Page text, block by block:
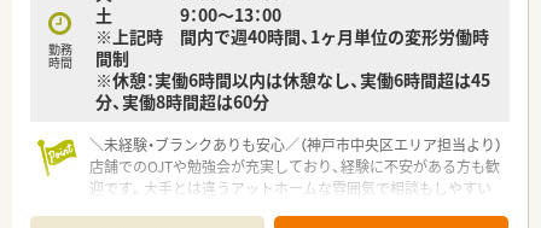
す。
【想定されるキャリアイメージ】
■総合科目の複雑な処方箋に対応することで、希少疾患や高度な
薬物療法に関する専門的な知識を深めていくことができます。
的には専門薬剤師などの資格取得を目指すことも可能な環境で
す。
■店舗の異動がないため、一つの地域に腰を据えて長期的なキャ
リアを築きながら、患者様と深い信頼関係を構築できます。
勤務
時間
土 9：00～13：00
※上記時 間内で週40時間、1ヶ月単位の変形労働時
間制
※休憩：実働6時間以内は休憩なし、実働6時間超は45
分、実働8時間超は60分
＼未経験・ブランクありも安心／（神戸市中央区エリア担当より）
店舗でのOJTや勉強会が充実しており、経験に不安がある方も歓
迎です。大手とは違うアットホームな雰囲気で相談もしやすい